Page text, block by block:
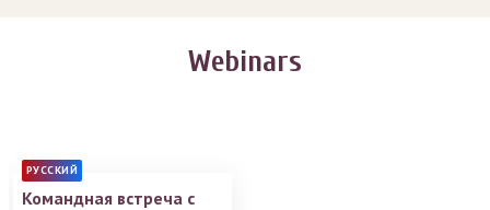
Webinars
РУССКИЙ
Командная встреча с